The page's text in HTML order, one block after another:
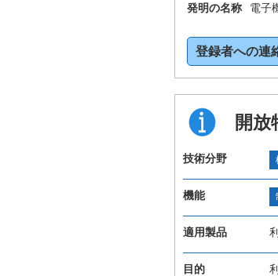
発明の名称
電子
登録者への連
開放
技術分野
機能
適用製品
目的